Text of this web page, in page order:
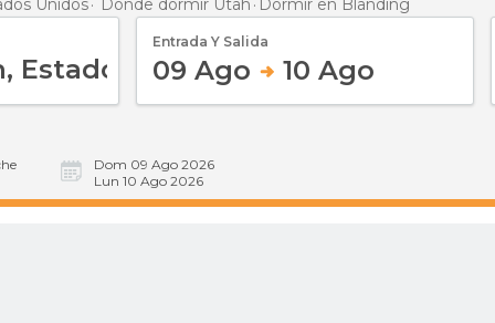
Unidos Dónde dormir Utah Dormir en Blanding
Entrada Y Salida
09 Ago 10 Ago
Dom 09 Ago 2026
Lun 10 Ago 2026